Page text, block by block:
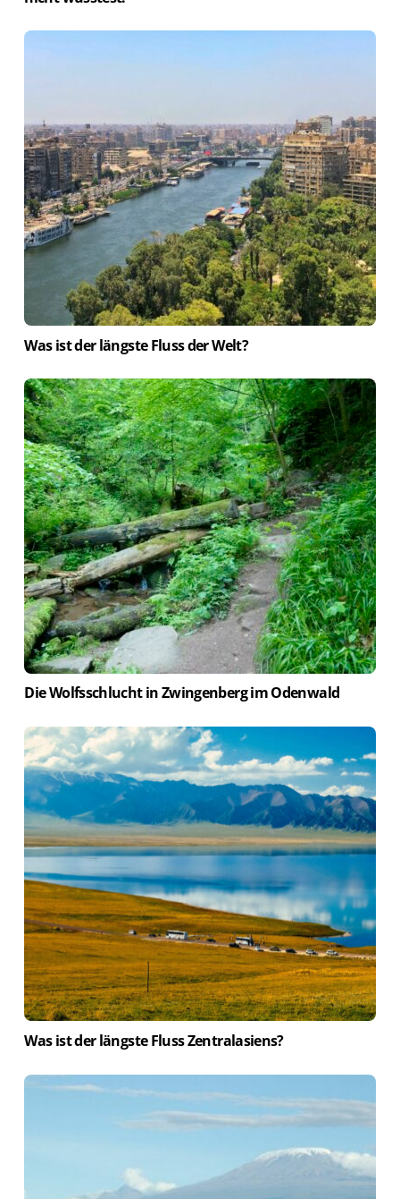
Was ist der längste Fluss der Welt?
Die Wolfsschlucht in Zwingenberg im Odenwald
Was ist der längste Fluss Zentralasiens?